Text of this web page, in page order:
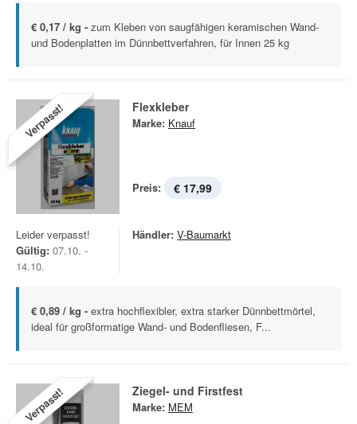
€ 0,17 / kg - zum Kleben von saugfähigen keramischen Wand-
und Bodenplatten im Dünnbettverfahren, für Innen 25 kg
Verpasst! Flexkleber
Marke: Knauf
Preis: € 17,99
Leider verpasst!
Gültig: 07.10. -
14.10.
Händler: V-Baumarkt
€ 0,89 / kg - extra hochflexibler, extra starker Dünnbettmörtel,
ideal für großformatige Wand- und Bodenfliesen, F...
Verpasst! Ziegel- und Firstfest
Marke: MEM